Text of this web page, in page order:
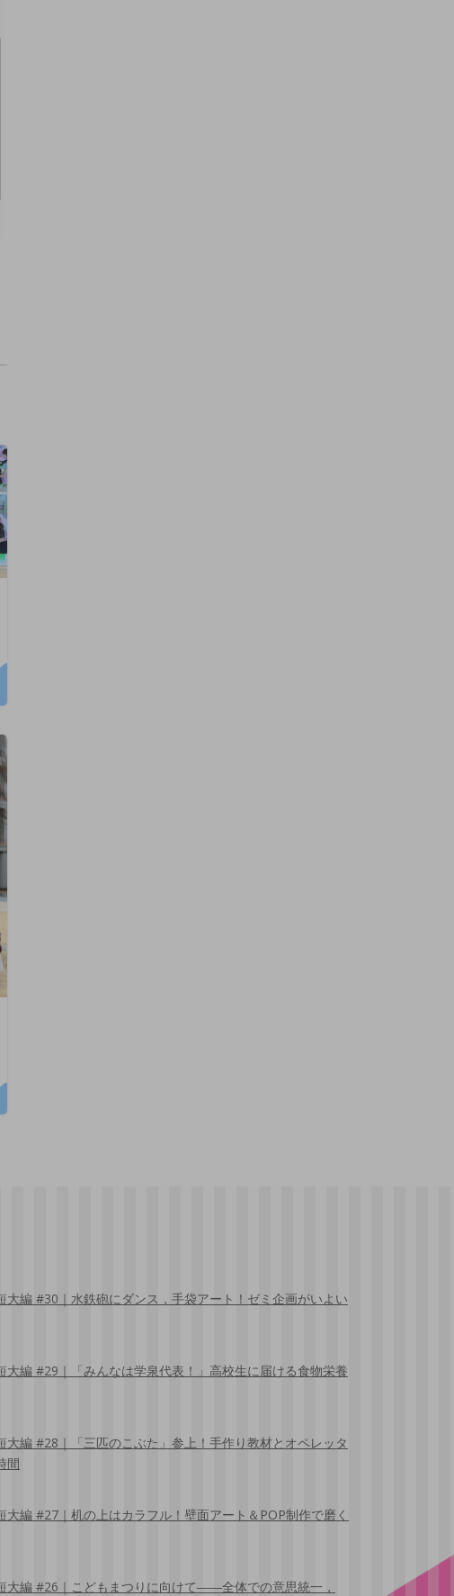
大編 #30｜水鉄砲にダンス，手袋アート！ゼミ企画がいよい
大編 #29｜「みんなは学泉代表！」高校生に届ける食物栄養
大編 #28｜「三匹のこぶた」参上！手作り教材とオペレッタ
間
大編 #27｜机の上はカラフル！壁面アート＆POP制作で磨く
大編 #26｜こどもまつりに向けて――全体での意思統一，